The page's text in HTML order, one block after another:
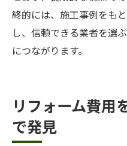
終的には、施工事例をも
し、信頼できる業者を選
につながります。
リフォーム費用
で発見